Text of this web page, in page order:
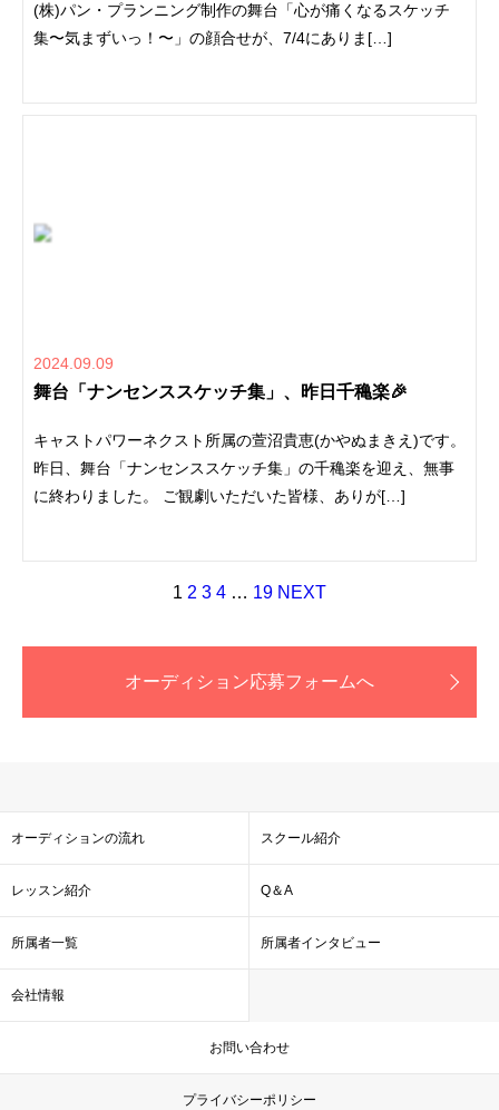
(株)パン・プランニング制作の舞台「心が痛くなるスケッチ
集〜気まずいっ！〜」の顔合せが、7/4にありま[…]
2024.09.09
舞台「ナンセンススケッチ集」、昨日千穐楽🎉
キャストパワーネクスト所属の萱沼貴恵(かやぬまきえ)です。
昨日、舞台「ナンセンススケッチ集」の千穐楽を迎え、無事
に終わりました。 ご観劇いただいた皆様、ありが[…]
1 2 3 4 … 19 NEXT
オーディション応募フォームへ
オーディションの流れ スクール紹介
レッスン紹介 Q＆A
所属者一覧 所属者インタビュー
会社情報
お問い合わせ
プライバシーポリシー